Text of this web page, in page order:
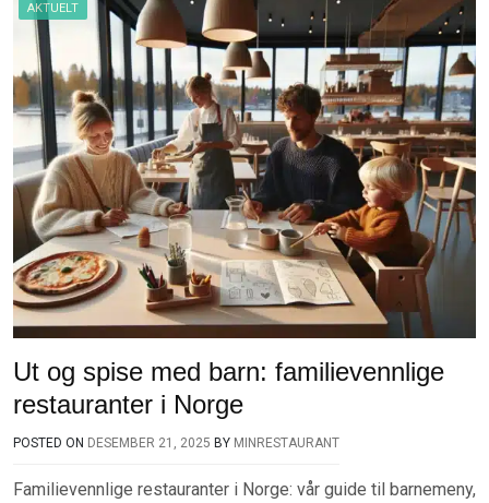
AKTUELT
Ut og spise med barn: familievennlige
restauranter i Norge
POSTED ON DESEMBER 21, 2025 BY MINRESTAURANT
Familievennlige restauranter i Norge: vår guide til barnemeny,